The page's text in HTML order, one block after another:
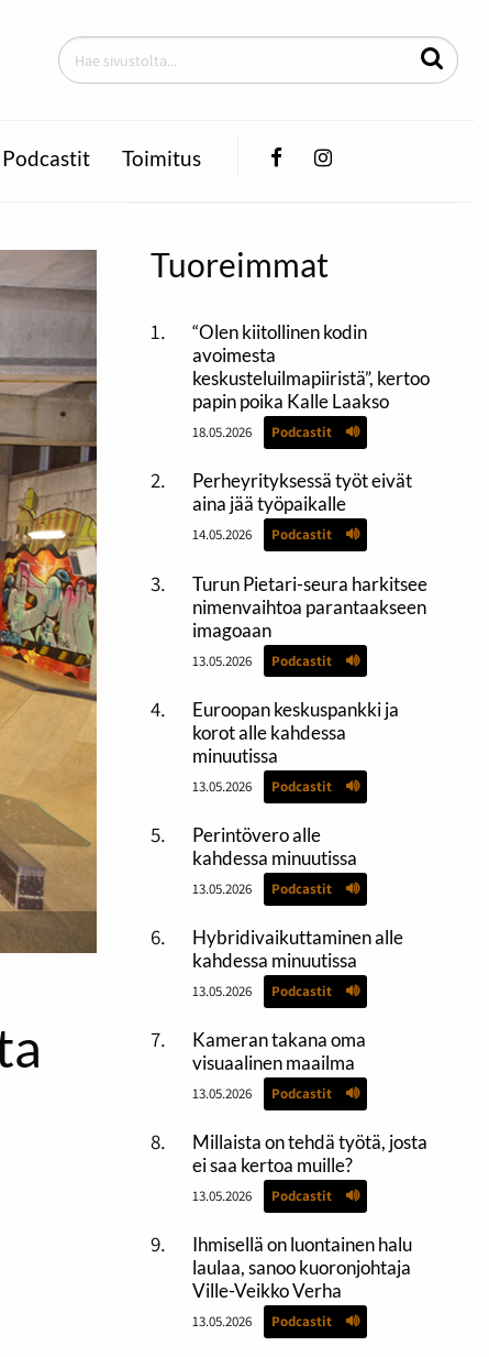
Podcastit Toimitus FacebookInstagram
Tuoreimmat
“Olen kiitollinen kodin
avoimesta
keskusteluilmapiiristä”, kertoo
papin poika Kalle Laakso
18.05.2026 Podcastit
Perheyrityksessä työt eivät
aina jää työpaikalle
14.05.2026 Podcastit
Turun Pietari-seura harkitsee
nimenvaihtoa parantaakseen
imagoaan
13.05.2026 Podcastit
Euroopan keskuspankki ja
korot alle kahdessa
minuutissa
13.05.2026 Podcastit
Perintövero alle
kahdessa minuutissa
13.05.2026 Podcastit
Hybridivaikuttaminen alle
kahdessa minuutissa
13.05.2026 Podcastit
Kameran takana oma
visuaalinen maailma
13.05.2026 Podcastit
Millaista on tehdä työtä, josta
ei saa kertoa muille?
13.05.2026 Podcastit
Ihmisellä on luontainen halu
laulaa, sanoo kuoronjohtaja
Ville-Veikko Verha
13.05.2026 Podcastit